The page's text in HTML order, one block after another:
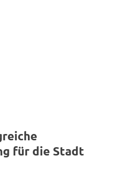
für die Stadt